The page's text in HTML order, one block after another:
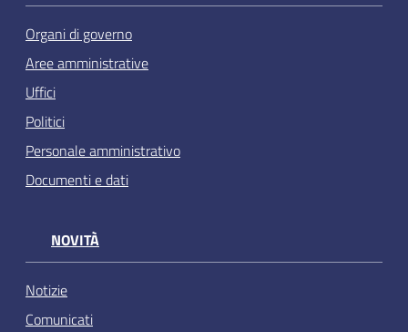
Organi di governo
Aree amministrative
Uffici
Politici
Personale amministrativo
Documenti e dati
NOVITÀ
Notizie
Comunicati